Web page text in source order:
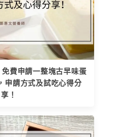
免費申請一整塊古早味蛋
申請方式及試吃心得分
享！